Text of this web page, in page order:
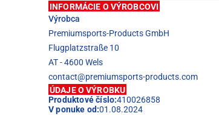
INFORMÁCIE O VÝROBCOVI
Výrobca
Premiumsports-Products GmbH
Flugplatzstraße 10
AT - 4600 Wels
contact@premiumsports-products.com
ÚDAJE O VÝROBKU
Produktové číslo:410026858
V ponuke od:01.08.2024